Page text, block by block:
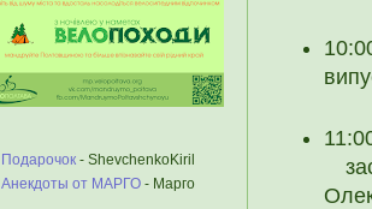
Подарочок - ShevchenkoKiril
Анекдоты от МАРГО - Марго